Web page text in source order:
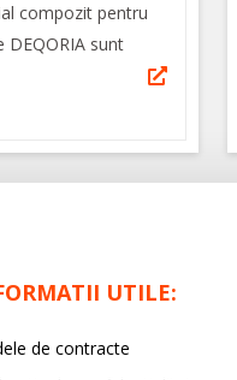
compozit pentru
sunt
UTILE:
de contracte